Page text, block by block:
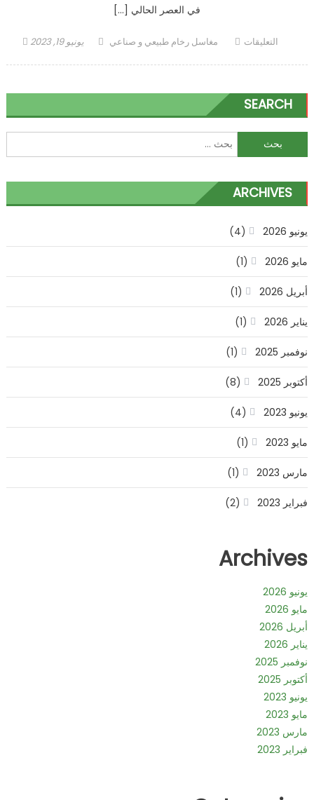
في العصر الحالي […]
Posted يونيو 19, 2023 Author
مغاسل رخام طبيعي و صناعي التعليقاتعلى
مغلقة
SEARCH
البحث
عن:
ARCHIVES
يونيو 2026 (4)
مايو 2026 (1)
أبريل 2026 (1)
يناير 2026 (1)
نوفمبر 2025 (1)
أكتوبر 2025 (8)
يونيو 2023 (4)
مايو 2023 (1)
مارس 2023 (1)
فبراير 2023 (2)
Archives
يونيو 2026
مايو 2026
أبريل 2026
يناير 2026
نوفمبر 2025
أكتوبر 2025
يونيو 2023
مايو 2023
مارس 2023
فبراير 2023